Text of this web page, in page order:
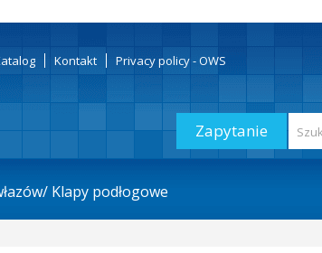
Kontakt Privacy policy - OWS
Klapy podłogowe
Zapytanie